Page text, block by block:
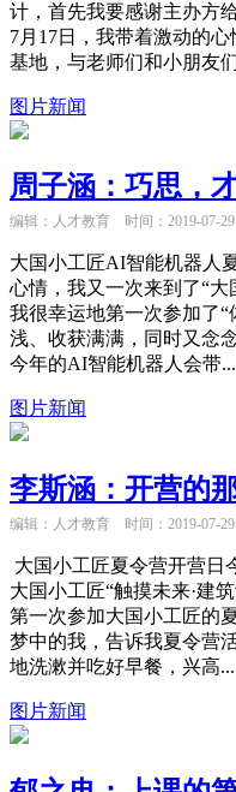
计，首先我要感谢主办方
7月17日，我带着激动的
基地，与老师们和小朋友
图片新闻
周子涵：巧思，
编辑：人才教育 时间：2019-07-
大国小工匠AI智能机器人
心情，我又一次来到了“大
我很幸运地第一次参加了
浅、收获满满，同时又念
今年的AI智能机器人会带...
图片新闻
编辑：人才教育 时间：2019-07-
大国小工匠夏令营开营
大国小工匠“触摸未来·建
第一次参加大国小工匠的
梦中的我，告诉我夏令营
地洗漱并吃好早餐，兴高...
图片新闻